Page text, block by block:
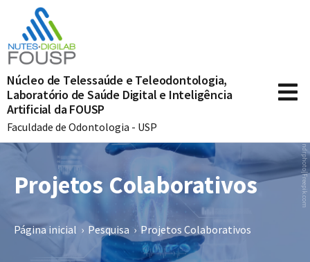
Núcleo de Telessaúde e Teleodontologia,
Laboratório de Saúde Digital e Inteligência
Artificial da FOUSP
Faculdade de Odontologia - USP
Projetos Colaborativos ksandrphoto|Freepik.com
Página inicial › Pesquisa › Projetos Colaborativos